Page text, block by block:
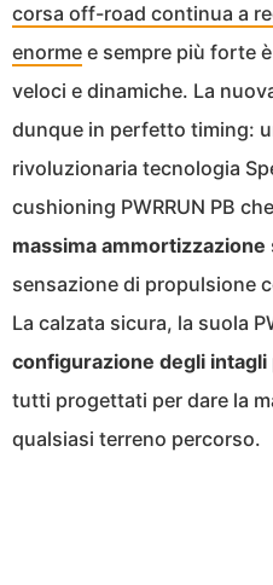
corsa off-road continua a
enorme e sempre più forte
veloci e dinamiche. La
dunque in perfetto timing:
rivoluzionaria tecnologia
cushioning PWRRUN PB
massima ammortizzazione
sensazione di propulsione
La calzata sicura, la suola
configurazione degli intagli
tutti progettati per dare la
qualsiasi terreno percorso.